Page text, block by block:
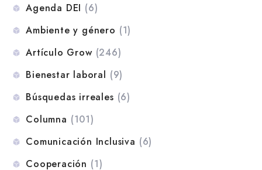
Agenda DEI (6)
Ambiente y género (1)
Artículo Grow (246)
Bienestar laboral (9)
Búsquedas irreales (6)
Columna (101)
Comunicación Inclusiva (6)
Cooperación (1)